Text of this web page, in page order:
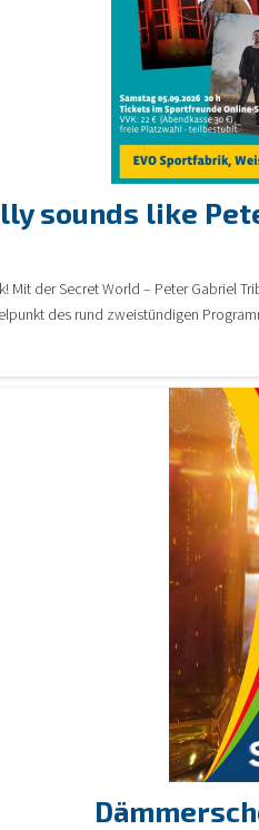
sounds like
Mit der Secret World – Peter
des rund zweistündigen